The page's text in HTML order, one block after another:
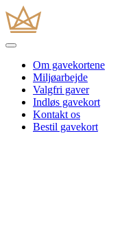
Om gavekortene
Miljøarbejde
Valgfri gaver
Indløs gavekort
Kontakt os
Bestil gavekort